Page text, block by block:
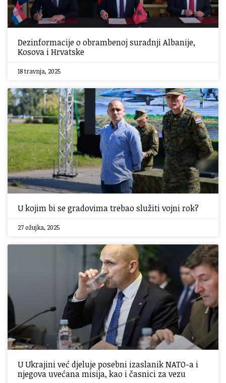
Dezinformacije o obrambenoj suradnji Albanije,
Kosova i Hrvatske
18 travnja, 2025
U kojim bi se gradovima trebao služiti vojni rok?
27 ožujka, 2025
U Ukrajini već djeluje posebni izaslanik NATO-a i
njegova uvećana misija, kao i časnici za vezu